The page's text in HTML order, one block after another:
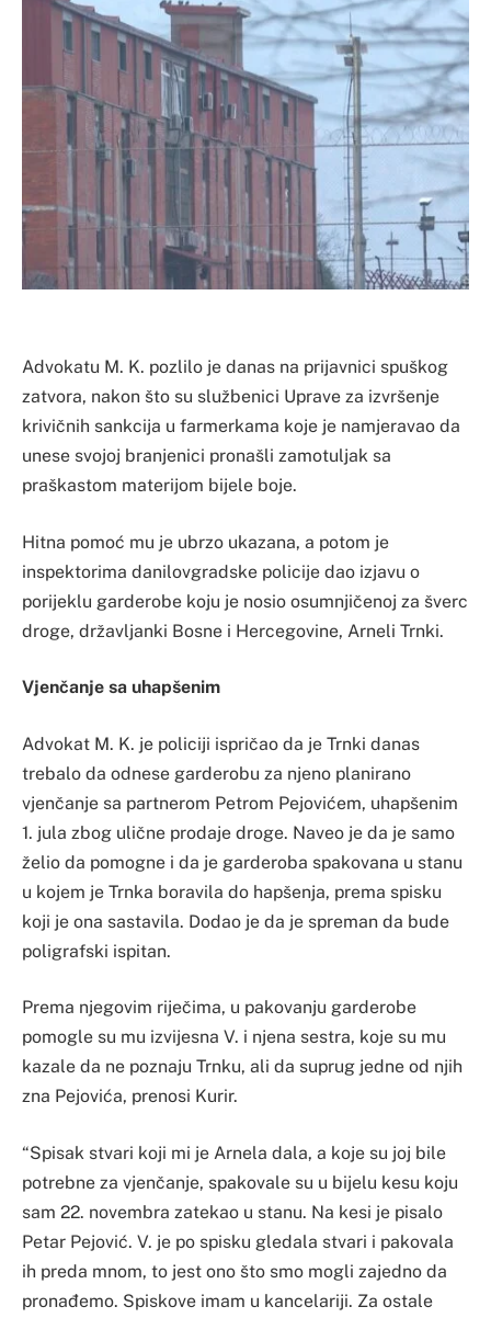
Advokatu M. K. pozlilo je danas na prijavnici spuškog
zatvora, nakon što su službenici Uprave za izvršenje
krivičnih sankcija u farmerkama koje je namjeravao da
unese svojoj branjenici pronašli zamotuljak sa
praškastom materijom bijele boje.
Hitna pomoć mu je ubrzo ukazana, a potom je
inspektorima danilovgradske policije dao izjavu o
porijeklu garderobe koju je nosio osumnjičenoj za šverc
droge, državljanki Bosne i Hercegovine, Arneli Trnki.
Vjenčanje sa uhapšenim
Advokat M. K. je policiji ispričao da je Trnki danas
trebalo da odnese garderobu za njeno planirano
vjenčanje sa partnerom Petrom Pejovićem, uhapšenim
1. jula zbog ulične prodaje droge. Naveo je da je samo
želio da pomogne i da je garderoba spakovana u stanu
u kojem je Trnka boravila do hapšenja, prema spisku
koji je ona sastavila. Dodao je da je spreman da bude
poligrafski ispitan.
Prema njegovim riječima, u pakovanju garderobe
pomogle su mu izvijesna V. i njena sestra, koje su mu
kazale da ne poznaju Trnku, ali da suprug jedne od njih
zna Pejovića, prenosi Kurir.
“Spisak stvari koji mi je Arnela dala, a koje su joj bile
potrebne za vjenčanje, spakovale su u bijelu kesu koju
sam 22. novembra zatekao u stanu. Na kesi je pisalo
Petar Pejović. V. je po spisku gledala stvari i pakovala
ih preda mnom, to jest ono što smo mogli zajedno da
pronađemo. Spiskove imam u kancelariji. Za ostale